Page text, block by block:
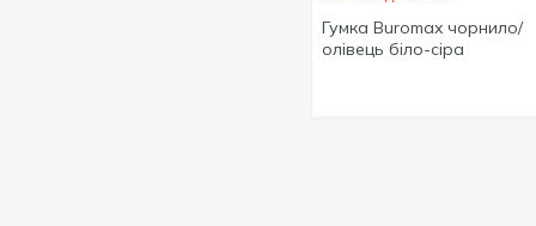
Гумка Buromax чорнило/
олівець біло-сіра